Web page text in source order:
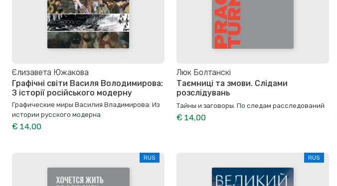
Єлизавета Южакова
Графічні світи Василя Володимирова:
З історії російського модерну
Графические миры Василия Владимирова: Из
истории русского модерна
€ 14,00
Люк Болтанскі
Таємниці та змови. Слідами
розслідувань
Тайны и заговоры. По следам расследований
€ 14,00
RUS RUS